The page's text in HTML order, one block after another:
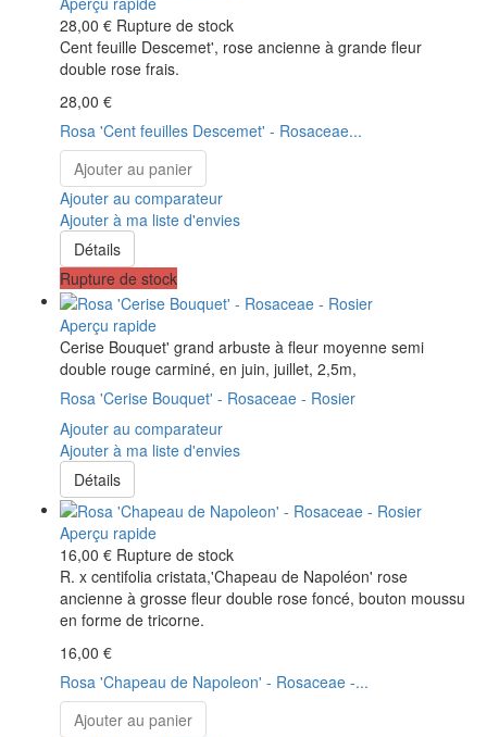
28,00 € Rupture de stock
Cent feuille Descemet', rose ancienne à grande fleur
double rose frais.
28,00 €
Rosa 'Cent feuilles Descemet' - Rosaceae...
Ajouter au panier
Ajouter au comparateur
Ajouter à ma liste d'envies
Détails
Rupture de stock
Aperçu rapide
Cerise Bouquet' grand arbuste à fleur moyenne semi
double rouge carminé, en juin, juillet, 2,5m,
Rosa 'Cerise Bouquet' - Rosaceae - Rosier
Ajouter au comparateur
Ajouter à ma liste d'envies
Détails
Aperçu rapide
16,00 € Rupture de stock
R. x centifolia cristata,'Chapeau de Napoléon' rose
ancienne à grosse fleur double rose foncé, bouton moussu
en forme de tricorne.
16,00 €
Rosa 'Chapeau de Napoleon' - Rosaceae -...
Ajouter au panier